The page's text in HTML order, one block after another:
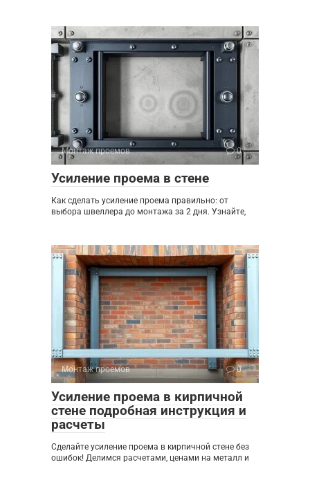
Монтаж проемов 0
Усиление проема в стене
Как сделать усиление проема правильно: от
выбора швеллера до монтажа за 2 дня. Узнайте,
Монтаж проемов 0
Усиление проема в кирпичной
стене подробная инструкция и
расчеты
Сделайте усиление проема в кирпичной стене без
ошибок! Делимся расчетами, ценами на металл и